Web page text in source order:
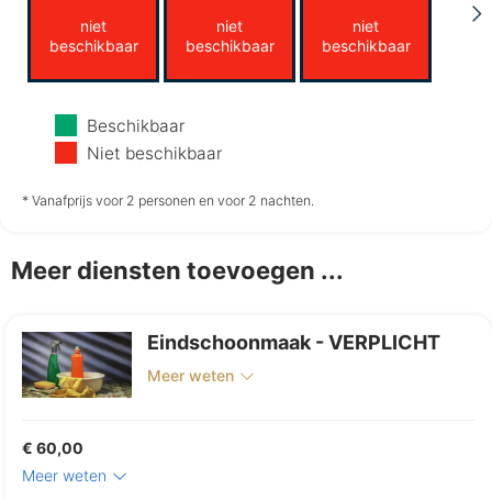
niet
beschikbaar
niet
beschikbaar
niet
beschikbaar
Woensdag
12-8
beschikbaar
beschikbaar
Zaterdag
niet
beschikbaar
Beschikbaar
Niet beschikbaar
* Vanafprijs voor 2 personen en voor 2 nachten.
Meer diensten toevoegen ...
Eindschoonmaak - VERPLICHT
Meer weten
€ 60,00
Meer weten